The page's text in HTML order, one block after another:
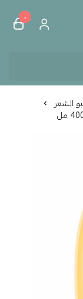
العناية و
٠
الشعر